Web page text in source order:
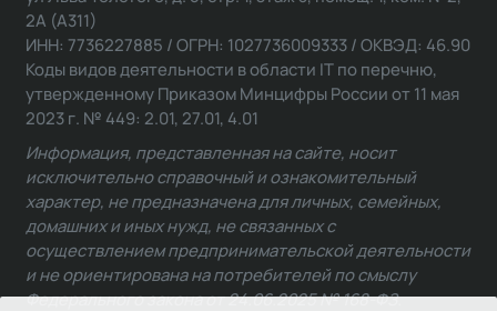
2А (А311)
ИНН: 7736227885 / ОГРН: 1027736009333 / ОКВЭД: 46.90
Коды видов деятельности в области IT по перечню,
утвержденному Приказом Минцифры России от 11 мая
2023 г. № 449: 2.01, 27.01, 4.01
Информация, представленная на сайте, носит
исключительно справочный и ознакомительный
характер, не предназначена для личных, семейных,
домашних и иных нужд, не связанных с
осуществлением предпринимательской деятельности
и не ориентирована на потребителей по смыслу
Федерального закона от 24.06.2025 № 168-ФЗ.